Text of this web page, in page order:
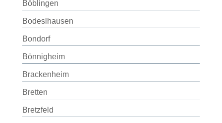
Böblingen
Bodeslhausen
Bondorf
Bönnigheim
Brackenheim
Bretten
Bretzfeld